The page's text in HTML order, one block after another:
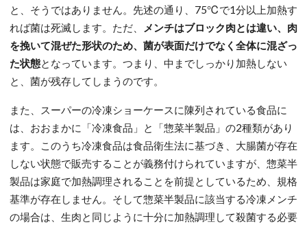
と、そうではありません。先述の通り、75℃で1分以上加熱す
れば菌は死滅します。ただ、
メンチはブロック肉とは違い、肉
を挽いて混ぜた形状のため、菌が表面だけでなく全体に混ざっ
た状態となっています。つまり、中までしっかり加熱しない
と、菌が残存してしまうのです。
また、スーパーの冷凍ショーケースに陳列されている食品に
は、おおまかに「冷凍食品」と「惣菜半製品」の2種類があり
ます。このうち冷凍食品は食品衛生法に基づき、大腸菌が存在
しない状態で販売することが義務付けられていますが、惣菜半
製品は家庭で加熱調理されることを前提としているため、規格
基準が存在しません。そして惣菜半製品に該当する冷凍メンチ
の場合は、生肉と同じように十分に加熱調理して殺菌する必要